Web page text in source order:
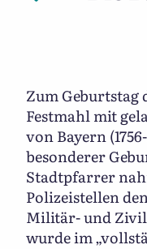
Zum Geburtstag
Festmahl mit
von Bayern
besonderer
Stadtpfarrer
Polizeistellen
Militär- und
wurde im